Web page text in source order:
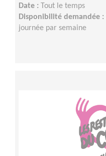
Date : Tout le temps
Disponibilité demandée :
journée par semaine